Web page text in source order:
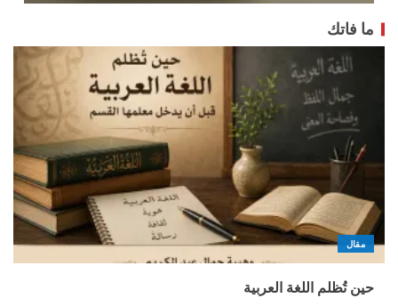
ما فاتك
مقال
حين تُظلم اللغة العربية